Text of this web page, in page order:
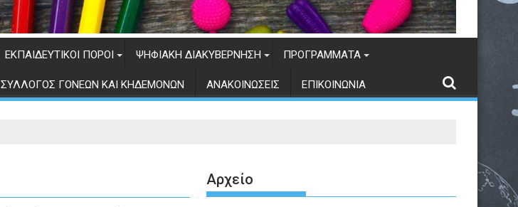
ΕΚΠΑΙΔΕΥΤΙΚΟΊ ΠΌΡΟΙ ΨΗΦΙΑΚΉ ΔΙΑΚΥΒΈΡΝΗΣΗ ΠΡΟΓΡΆΜΜΑΤΑ
ΣΎΛΛΟΓΟΣ ΓΟΝΈΩΝ ΚΑΙ ΚΗΔΕΜΌΝΩΝ ΑΝΑΚΟΙΝΏΣΕΙΣ ΕΠΙΚΟΙΝΩΝΊΑ
Αρχείο